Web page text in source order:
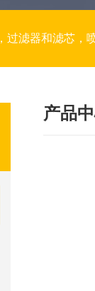
过滤器和滤芯，
产品